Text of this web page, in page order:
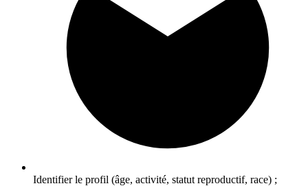
Identifier le profil (âge, activité, statut reproductif, race) ;